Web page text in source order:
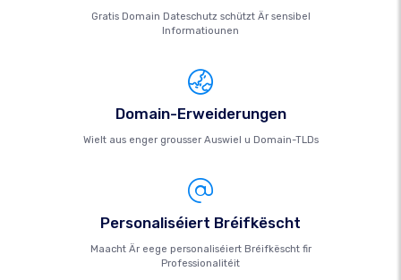
Gratis Domain Dateschutz schützt Är sensibel
Informatiounen
Domain-Erweiderungen
Wielt aus enger grousser Auswiel u Domain-TLDs
Personaliséiert Bréifkëscht
Maacht Är eege personaliséiert Bréifkëscht fir
Professionalitéit